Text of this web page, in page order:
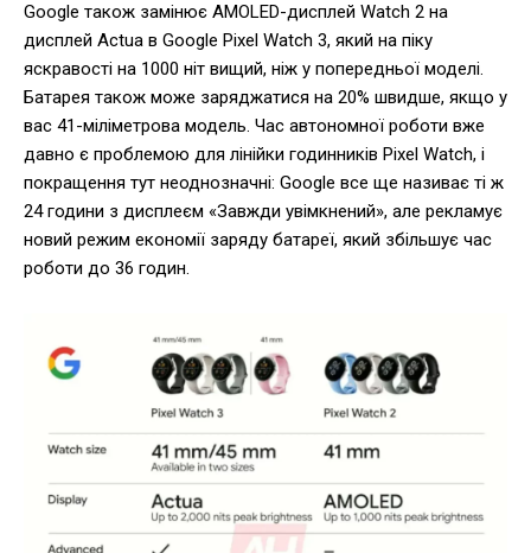
Google також замінює AMOLED-дисплей Watch 2 на
дисплей Actua в Google Pixel Watch 3, який на піку
яскравості на 1000 ніт вищий, ніж у попередньої моделі.
Батарея також може заряджатися на 20% швидше, якщо у
вас 41-міліметрова модель. Час автономної роботи вже
давно є проблемою для лінійки годинників Pixel Watch, і
покращення тут неоднозначні: Google все ще називає ті ж
24 години з дисплеєм «Завжди увімкнений», але рекламує
новий режим економії заряду батареї, який збільшує час
роботи до 36 годин.